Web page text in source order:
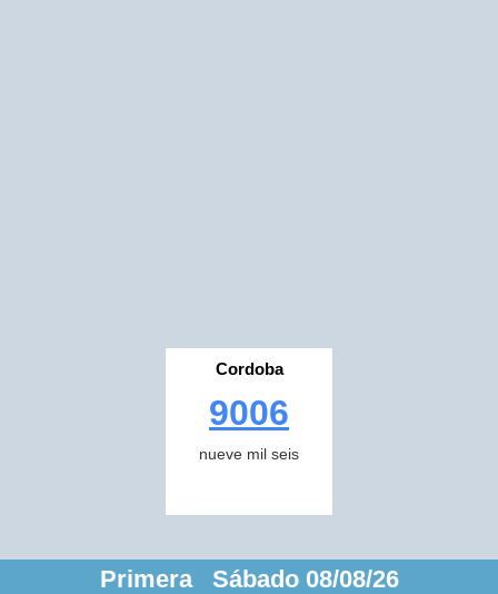
Cordoba
9006
nueve mil seis
Primera Sábado 08/08/26